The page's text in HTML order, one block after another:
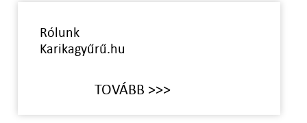
Rólunk
Karikagyűrű.hu
TOVÁBB >>>